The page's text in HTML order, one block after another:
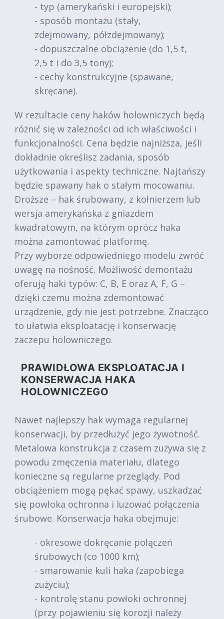
- typ (amerykański i europejski);
- sposób montażu (stały,
zdejmowany, półzdejmowany);
- dopuszczalne obciążenie (do 1,5 t,
2,5 t i do 3,5 tony);
- cechy konstrukcyjne (spawane,
skręcane).
W rezultacie ceny haków holowniczych będą
różnić się w zależności od ich właściwości i
funkcjonalności. Cena będzie najniższa, jeśli
dokładnie określisz zadania, sposób
użytkowania i aspekty techniczne. Najtańszy
będzie spawany hak o stałym mocowaniu.
Droższe – hak śrubowany, z kołnierzem lub
wersja amerykańska z gniazdem
kwadratowym, na którym oprócz haka
można zamontować platformę.
Przy wyborze odpowiedniego modelu zwróć
uwagę na nośność. Możliwość demontażu
oferują haki typów: C, B, E oraz A, F, G –
dzięki czemu można zdemontować
urządzenie, gdy nie jest potrzebne. Znacząco
to ułatwia eksploatację i konserwację
zaczepu holowniczego.
PRAWIDŁOWA EKSPLOATACJA I
KONSERWACJA HAKA
HOLOWNICZEGO
Nawet najlepszy hak wymaga regularnej
konserwacji, by przedłużyć jego żywotność.
Metalowa konstrukcja z czasem zużywa się z
powodu zmęczenia materiału, dlatego
konieczne są regularne przeglądy. Pod
obciążeniem mogą pękać spawy, uszkadzać
się powłoka ochronna i luzować połączenia
śrubowe. Konserwacja haka obejmuje:
- okresowe dokręcanie połączeń
śrubowych (co 1000 km);
- smarowanie kuli haka (zapobiega
zużyciu);
- kontrolę stanu powłoki ochronnej
(przy pojawieniu się korozji należy